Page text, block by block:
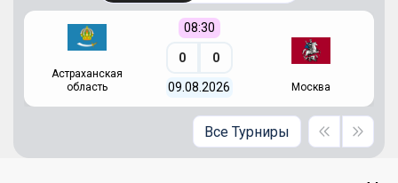
Астраханская
область
08:30
0 0
09.08.2026 Москва
Все Турниры